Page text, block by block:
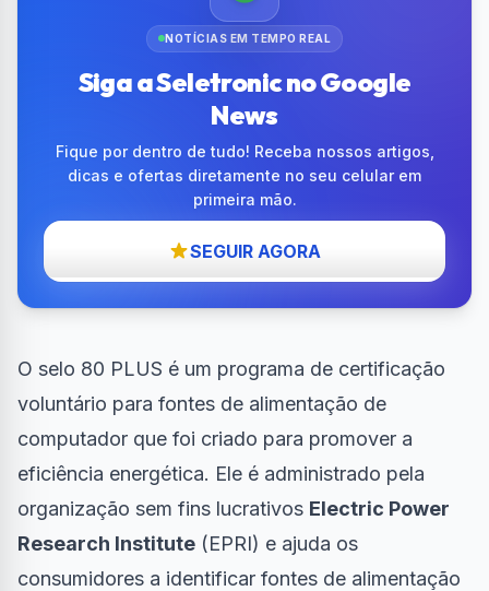
NOTÍCIAS EM TEMPO REAL
Siga a Seletronic no Google
News
Fique por dentro de tudo! Receba nossos artigos,
dicas e ofertas diretamente no seu celular em
primeira mão.
SEGUIR AGORA
O selo 80 PLUS é um programa de certificação
voluntário para fontes de alimentação de
computador que foi criado para promover a
eficiência energética. Ele é administrado pela
organização sem fins lucrativos Electric Power
Research Institute (EPRI) e ajuda os
consumidores a identificar fontes de alimentação